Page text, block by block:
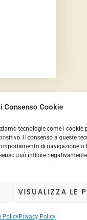
Consenso Cookie
tecnologie come i cookie
Il consenso a queste
di navigazione o
può influire
VISUALIZZA LE
PolicyPrivacy Policy